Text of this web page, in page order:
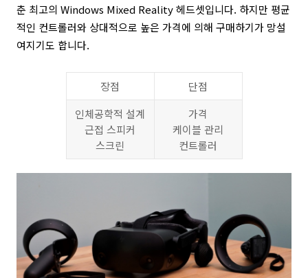
춘 최고의 Windows Mixed Reality 헤드셋입니다. 하지만 평균
적인 컨트롤러와 상대적으로 높은 가격에 의해 구매하기가 망설
여지기도 합니다.
장점
단점
인체공학적 설계
근접 스피커
스크린
가격
케이블 관리
컨트롤러